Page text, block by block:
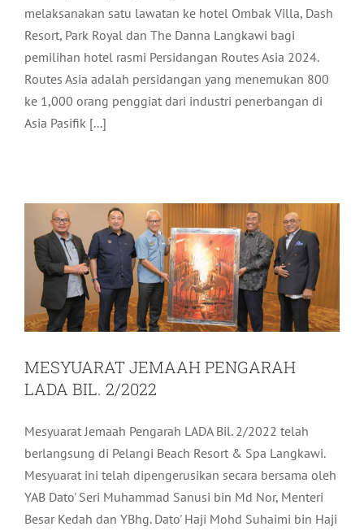
melaksanakan satu lawatan ke hotel Ombak Villa, Dash
Resort, Park Royal dan The Danna Langkawi bagi
pemilihan hotel rasmi Persidangan Routes Asia 2024.
Routes Asia adalah persidangan yang menemukan 800
ke 1,000 orang penggiat dari industri penerbangan di
Asia Pasifik [...]
MESYUARAT JEMAAH PENGARAH
MESYUARAT JEMAAH PENGARAH
LADA BIL. 2/2022
Mesyuarat Jemaah Pengarah LADA Bil. 2/2022 telah
berlangsung di Pelangi Beach Resort & Spa Langkawi.
Mesyuarat ini telah dipengerusikan secara bersama oleh
YAB Dato' Seri Muhammad Sanusi bin Md Nor, Menteri
Besar Kedah dan YBhg. Dato' Haji Mohd Suhaimi bin Haji